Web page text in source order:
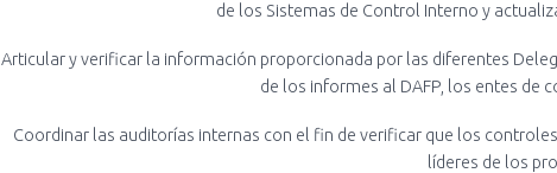
de los Sistemas de Control Interno y
Articular y verificar la información proporcionada por las diferentes
de los informes al DAFP, los entes de
Coordinar las auditorías internas con el fin de verificar que los
líderes de los